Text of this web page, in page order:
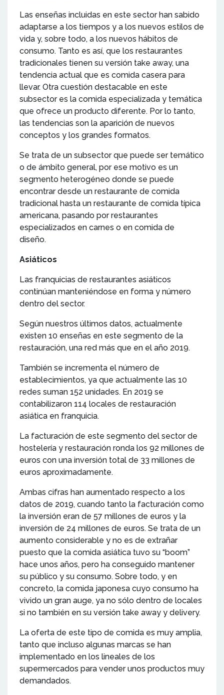
Las enseñas incluidas en este sector han sabido
adaptarse a los tiempos y a los nuevos estilos de
vida y, sobre todo, a los nuevos hábitos de
consumo. Tanto es así, que los restaurantes
tradicionales tienen su versión take away, una
tendencia actual que es comida casera para
llevar. Otra cuestión destacable en este
subsector es la comida especializada y temática
que ofrece un producto diferente. Por lo tanto,
las tendencias son la aparición de nuevos
conceptos y los grandes formatos.
Se trata de un subsector que puede ser temático
o de ámbito general, por ese motivo es un
segmento heterogéneo donde se puede
encontrar desde un restaurante de comida
tradicional hasta un restaurante de comida típica
americana, pasando por restaurantes
especializados en carnes o en comida de
diseño.
Asiáticos
Las franquicias de restaurantes asiáticos
continúan manteniéndose en forma y número
dentro del sector.
Según nuestros últimos datos, actualmente
existen 10 enseñas en este segmento de la
restauración, una red más que en el año 2019.
También se incrementa el número de
establecimientos, ya que actualmente las 10
redes suman 152 unidades. En 2019 se
contabilizaron 114 locales de restauración
asiática en franquicia.
La facturación de este segmento del sector de
hostelería y restauración ronda los 92 millones de
euros con una inversión total de 33 millones de
euros aproximadamente.
Ambas cifras han aumentado respecto a los
datos de 2019, cuando tanto la facturación como
la inversión eran de 57 millones de euros y la
inversión de 24 millones de euros. Se trata de un
aumento considerable y no es de extrañar
puesto que la comida asiática tuvo su “boom”
hace unos años, pero ha conseguido mantener
su público y su consumo. Sobre todo, y en
concreto, la comida japonesa cuyo consumo ha
vivido un gran auge, ya no sólo dentro de locales
si no también en su versión take away y delivery.
La oferta de este tipo de comida es muy amplia,
tanto que incluso algunas marcas se han
implementado en los lineales de los
supermercados para vender unos productos muy
demandados.